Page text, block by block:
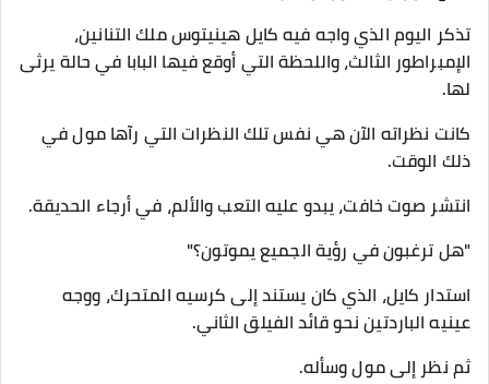
تذكر اليوم الذي واجه فيه كايل هينيتوس ملك التنانين،
الإمبراطور الثالث، واللحظة التي أوقع فيها البابا في حالة يرثى
لها.
كانت نظراته الآن هي نفس تلك النظرات التي رآها مول في
ذلك الوقت.
انتشر صوت خافت، يبدو عليه التعب والألم، في أرجاء الحديقة.
"هل ترغبون في رؤية الجميع يموتون؟"
استدار كايل، الذي كان يستند إلى كرسيه المتحرك، ووجه
عينيه الباردتين نحو قائد الفيلق الثاني.
ثم نظر إلى مول وسأله.